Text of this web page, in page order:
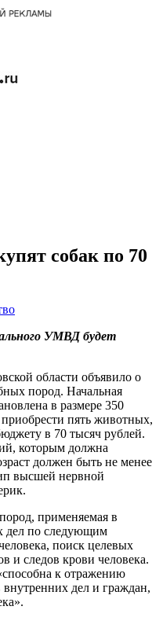
собак по 70
УМВД будет
области объявило о
пород. Начальная
в размере 350
пять животных,
в 70 тысяч рублей.
которым должна
должен быть не менее
высшей нервной
применяемая в
дел по следующим
поиск целевых
и следов крови человека.
к отражению
внутренних дел и граждан,